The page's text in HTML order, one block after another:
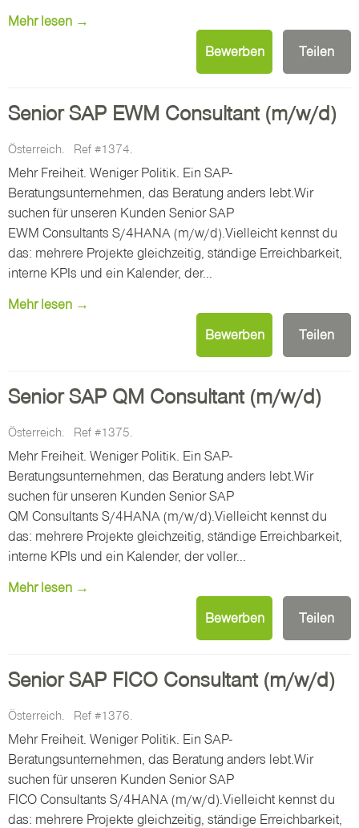
Mehr lesen →
Bewerben Teilen
Senior SAP EWM Consultant (m/w/d)
Österreich. Ref #1374.
Mehr Freiheit. Weniger Politik. Ein SAP-
Beratungsunternehmen, das Beratung anders lebt.Wir
suchen für unseren Kunden Senior SAP
EWM Consultants S/4HANA (m/w/d).Vielleicht kennst du
das: mehrere Projekte gleichzeitig, ständige Erreichbarkeit,
interne KPIs und ein Kalender, der...
Mehr lesen →
Bewerben Teilen
Senior SAP QM Consultant (m/w/d)
Österreich. Ref #1375.
Mehr Freiheit. Weniger Politik. Ein SAP-
Beratungsunternehmen, das Beratung anders lebt.Wir
suchen für unseren Kunden Senior SAP
QM Consultants S/4HANA (m/w/d).Vielleicht kennst du
das: mehrere Projekte gleichzeitig, ständige Erreichbarkeit,
interne KPIs und ein Kalender, der voller...
Mehr lesen →
Bewerben Teilen
Senior SAP FICO Consultant (m/w/d)
Österreich. Ref #1376.
Mehr Freiheit. Weniger Politik. Ein SAP-
Beratungsunternehmen, das Beratung anders lebt.Wir
suchen für unseren Kunden Senior SAP
FICO Consultants S/4HANA (m/w/d).Vielleicht kennst du
das: mehrere Projekte gleichzeitig, ständige Erreichbarkeit,